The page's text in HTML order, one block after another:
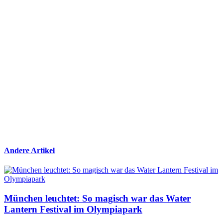
Andere Artikel
München leuchtet: So magisch war das Water
Lantern Festival im Olympiapark